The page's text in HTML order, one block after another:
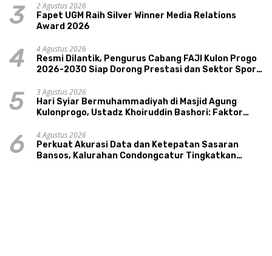
3
2 Agustus 2026
Fapet UGM Raih Silver Winner Media Relations
Award 2026
4
4 Agustus 2026
Resmi Dilantik, Pengurus Cabang FAJI Kulon Progo
2026-2030 Siap Dorong Prestasi dan Sektor Sport
5
3 Agustus 2026
Hari Syiar Bermuhammadiyah di Masjid Agung
Kulonprogo, Ustadz Khoiruddin Bashori: Faktor
6
4 Agustus 2026
Perkuat Akurasi Data dan Ketepatan Sasaran
Bansos, Kalurahan Condongcatur Tingkatkan